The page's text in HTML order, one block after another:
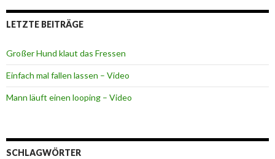
LETZTE BEITRÄGE
Großer Hund klaut das Fressen
Einfach mal fallen lassen – Video
Mann läuft einen looping – Video
SCHLAGWÖRTER